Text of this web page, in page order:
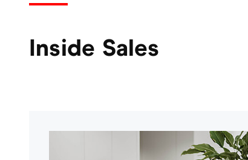
Inside Sales